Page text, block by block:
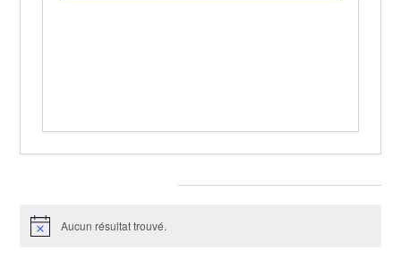
NoticeAucun résultat trouvé.